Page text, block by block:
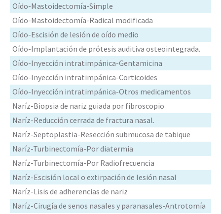
Oído-Mastoidectomía-Simple
Oído-Mastoidectomía-Radical modificada
Oído-Escisión de lesión de oído medio
Oído-Implantación de prótesis auditiva osteointegrada.
Oído-Inyección intratimpánica-Gentamicina
Oído-Inyección intratimpánica-Corticoides
Oído-Inyección intratimpánica-Otros medicamentos
Naríz-Biopsia de nariz guiada por fibroscopio
Naríz-Reducción cerrada de fractura nasal.
Naríz-Septoplastia-Resección submucosa de tabique
Naríz-Turbinectomía-Por diatermia
Naríz-Turbinectomía-Por Radiofrecuencia
Naríz-Escisión local o extirpación de lesión nasal
Naríz-Lisis de adherencias de nariz
Naríz-Cirugía de senos nasales y paranasales-Antrotomía